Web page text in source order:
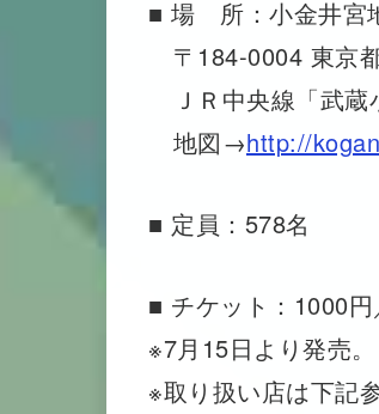
■ 場 所：小金井宮
〒184-0004 東京
ＪＲ中央線「武蔵
地図→http://
■ 定員：578名
■ チケット：1000
※7月15日より発売。
※取り扱い店は下記参